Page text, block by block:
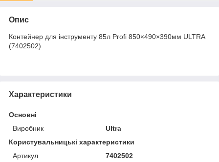
Опис
Контейнер для інструменту 85л Profi 850×490×390мм ULTRA
(7402502)
Характеристики
Основні
Виробник
Ultra
Користувальницькі характеристики
Артикул
7402502